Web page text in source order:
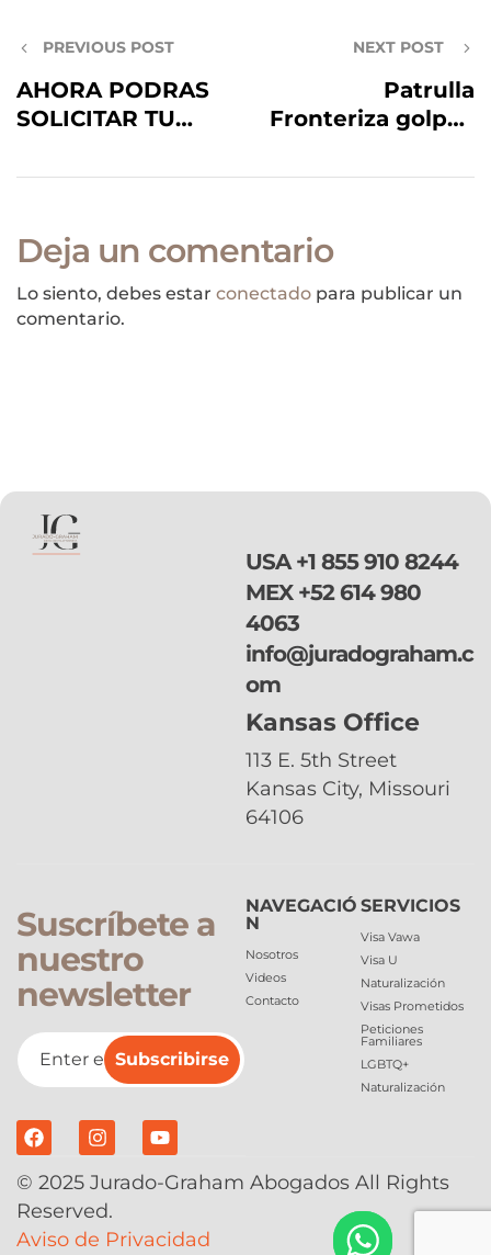
PREVIOUS POST
AHORA PODRAS
SOLICITAR TU
SEGURO EN LA
LLENES CON
INMIGRACION
NEXT POST
Patrulla
Fronteriza golpea
migrantes
Deja un comentario
Lo siento, debes estar conectado para publicar un
comentario.
USA+1 855 910 8244
MEX +52 614 980
4063
info@juradograham.c
om
Kansas Office
113 E. 5th Street
Kansas City, Missouri
64106
Suscríbete a
nuestro
newsletter
Subscribirse
NAVEGACIÓ
N
Nosotros
Videos
Contacto
SERVICIOS
Visa Vawa
Visa U
Naturalización
Visas Prometidos
Peticiones
Familiares
LGBTQ+
Naturalización
© 2025 Jurado-Graham Abogados All Rights
Reserved.
Aviso de Privacidad